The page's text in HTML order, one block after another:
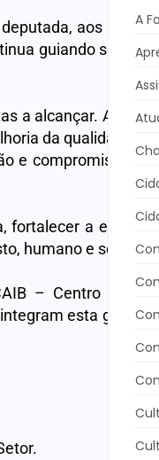
aos
guiando seus
a alcançar. As
da qualidade de
e compromisso
fortalecer a
humano e
– Centro Matriz
esta grande
A